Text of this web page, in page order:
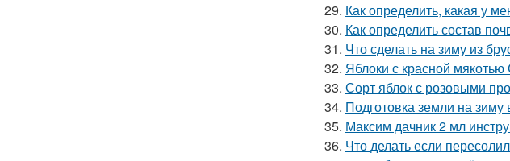
29. Как определить, какая у
30. Как определить состав
31. Что сделать на зиму из
32. Яблоки с красной
33. Сорт яблок с розовыми
34. Подготовка земли на
35. Максим дачник 2 мл
36. Что делать если